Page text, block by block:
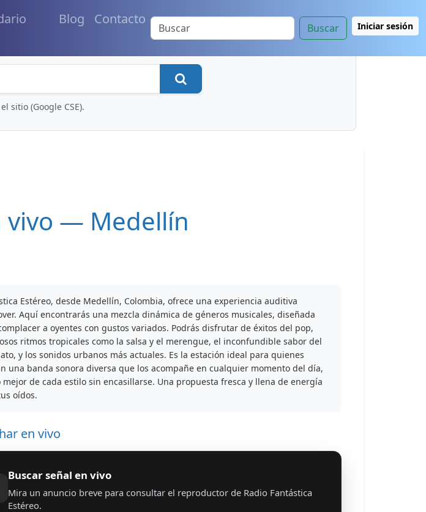
Blog Contacto
Buscar Iniciar sesión
y contenidos
sitio (Google CSE).
vivo — Medellín
Estéreo, desde Medellín, Colombia, ofrece una experiencia auditiva
Aquí encontrarás una mezcla dinámica de géneros musicales, diseñada
a oyentes con gustos variados. Podrás disfrutar de éxitos del pop,
ritmos tropicales como la salsa y el merengue, el inconfundible sabor del
y los sonidos urbanos más actuales. Es la estación ideal para quienes
una banda sonora diversa que los acompañe en cualquier momento del día,
mejor de cada estilo sin encasillarse. Una propuesta fresca y llena de energía
oídos.
en vivo
Buscar señal en vivo
Mira un anuncio breve para consultar el reproductor de Radio Fantástica
Estéreo.